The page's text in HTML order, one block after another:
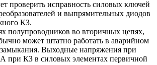
проверить исправность силовых ключей
и выпрямительных диодов
КЗ.
полупроводников во вторичных цепях,
может штатно работать в аварийном
Выходные напряжения при
А при КЗ в силовых элементах первичной